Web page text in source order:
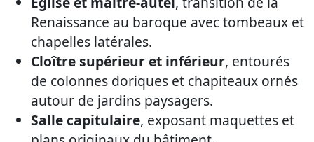
Renaissance au baroque avec tombeaux et
chapelles latérales.
Cloître supérieur et inférieur, entourés
de colonnes doriques et chapiteaux ornés
autour de jardins paysagers.
Salle capitulaire, exposant maquettes et